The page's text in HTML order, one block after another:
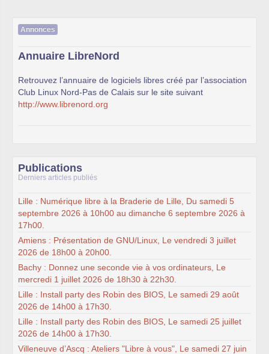
Annonces
Annuaire LibreNord
Retrouvez l’annuaire de logiciels libres créé par l’association
Club Linux Nord-Pas de Calais sur le site suivant
http://www.librenord.org
Publications
Derniers articles publiés
Lille : Numérique libre à la Braderie de Lille, Du samedi 5
septembre 2026 à 10h00 au dimanche 6 septembre 2026 à
17h00.
Amiens : Présentation de GNU/Linux, Le vendredi 3 juillet
2026 de 18h00 à 20h00.
Bachy : Donnez une seconde vie à vos ordinateurs, Le
mercredi 1 juillet 2026 de 18h30 à 22h30.
Lille : Install party des Robin des BIOS, Le samedi 29 août
2026 de 14h00 à 17h30.
Lille : Install party des Robin des BIOS, Le samedi 25 juillet
2026 de 14h00 à 17h30.
Villeneuve d’Ascq : Ateliers "Libre à vous", Le samedi 27 juin